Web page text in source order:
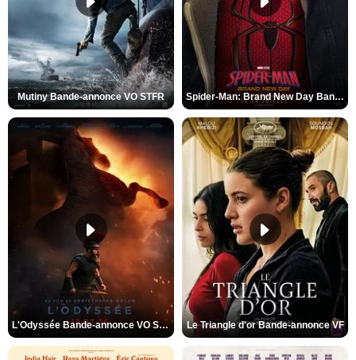
Mutiny Bande-annonce VO STFR Spider-Man: Brand New Day Bande-annonce VO STFR
L'Odyssée Bande-annonce VO STFR Le Triangle d'or Bande-annonce VF